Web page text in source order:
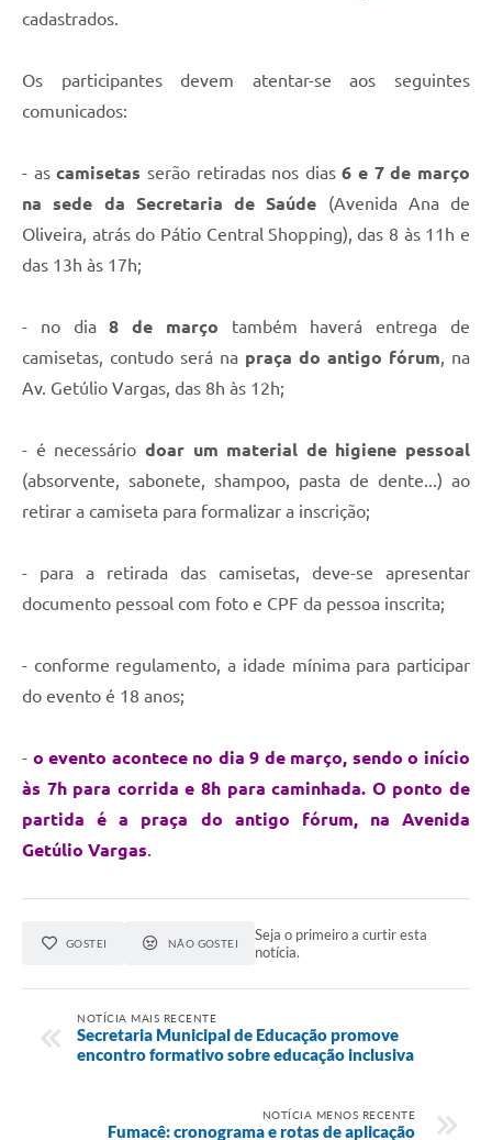
cadastrados.
Os participantes devem atentar-se aos seguintes
comunicados:
- ascamisetas serão retiradas nos dias6 e 7 de março
na sede da Secretaria de Saúde (Avenida Ana de
Oliveira, atrás do Pátio Central Shopping), das 8 às 11h e
das 13h às 17h;
- no dia8 de março também haverá entrega de
camisetas, contudo será na praça do antigo fórum, na
Av. Getúlio Vargas, das 8h às 12h;
- é necessário doar um material de higiene pessoal
(absorvente, sabonete, shampoo, pasta de dente...) ao
retirar a camiseta para formalizar a inscrição;
- para a retirada das camisetas, deve-se apresentar
documento pessoal com foto e CPF da pessoa inscrita;
- conforme regulamento, a idade mínima para participar
do evento é 18 anos;
- o evento acontece no dia 9 de março, sendo o início
às 7h para corrida e 8h para caminhada. O ponto de
partida é a praça do antigo fórum, na Avenida
Getúlio Vargas.
GOSTEI NÃO GOSTEI
Seja o primeiro a curtir esta
notícia.
NOTÍCIA MAIS RECENTE
Secretaria Municipal de Educação promove
encontro formativo sobre educação inclusiva
NOTÍCIA MENOS RECENTE
Fumacê: cronograma e rotas de aplicação